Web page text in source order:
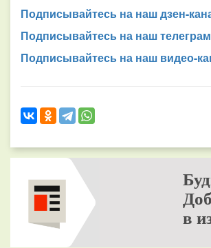
Подписывайтесь на наш дзен-
Подписывайтесь на наш
Подписывайтесь на наш видео-
в